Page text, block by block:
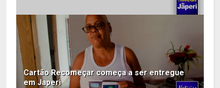
Cartão Recomeçar começa a ser entregue
em Japeri